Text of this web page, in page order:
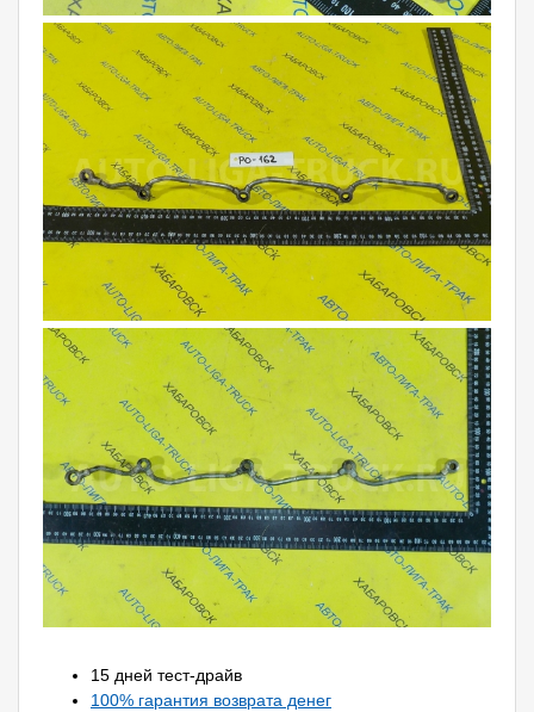
15 дней тест-драйв
100% гарантия возврата денег